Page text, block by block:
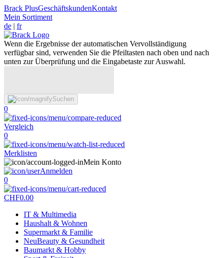
Brack PlusGeschäftskundenKontakt
Mein Sortiment
de | fr
Wenn die Ergebnisse der automatischen Vervollständigung
verfügbar sind, verwenden Sie die Pfeiltasten nach oben und nach
unten zur Überprüfung und die Eingabetaste zur Auswahl.
Suchen
0
Vergleich
0
Merklisten
Mein Konto
Anmelden
0
CHF0.00
IT & Multimedia
Haushalt & Wohnen
Supermarkt & Familie
NeuBeauty & Gesundheit
Baumarkt & Hobby